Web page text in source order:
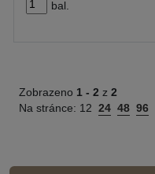
bal.
Zobrazeno 1 - 2 z 2
Na stránce: 12 24 48 96